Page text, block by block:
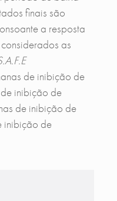
finais são
a resposta
as
de inibição de
inibição de
de inibição de
inibição de